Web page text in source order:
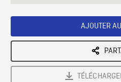
AJOUTER